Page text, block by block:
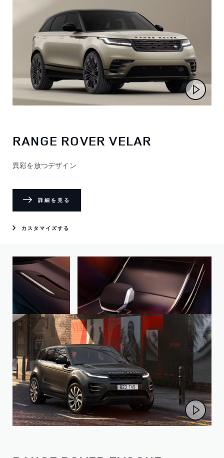
RANGE ROVER VELAR
異彩を放つデザイン
詳細を見る
カスタマイズする